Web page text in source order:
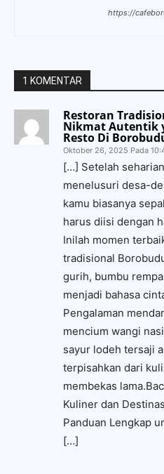
https://
1 KOMENTAR
Restoran
Nikmat Autentik
Resto Di
Oktober 26, 2025 Pada
[…] Setelah
menelusuri desa-
kamu biasanya
harus diisi dengan
Inilah momen
tradisional
gurih, bumbu
menjadi bahasa
Pengalaman
mencium wangi
sayur lodeh tersaji
terpisahkan dari
membekas
Kuliner dan
Panduan Lengkap
[…]